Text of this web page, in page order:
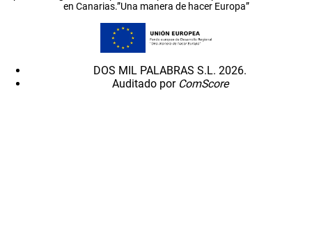
en Canarias.”Una manera de hacer Europa”
DOS MIL PALABRAS S.L. 2026.
Auditado por ComScore